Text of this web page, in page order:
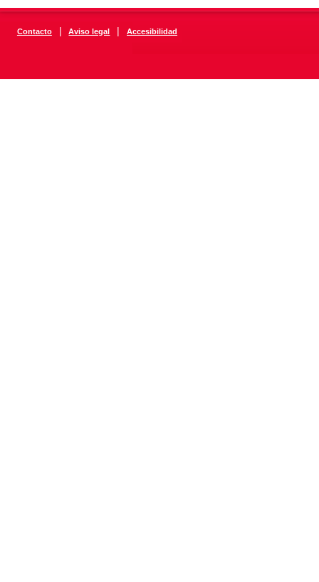
Contacto | Aviso legal | Accesibilidad